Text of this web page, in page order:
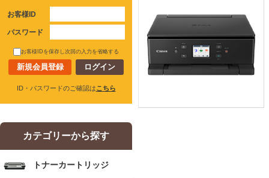
お客様ID
パスワード
お客様IDを保存し次回の入力を省略する
新規会員登録
ID・パスワードのご確認はこちら
カテゴリーから探す
トナーカートリッジ